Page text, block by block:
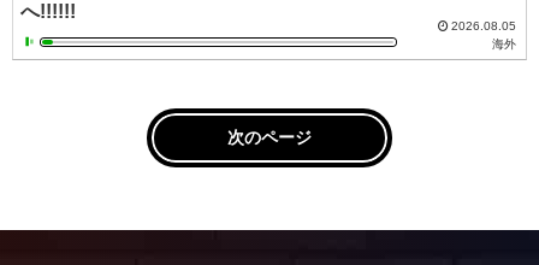
へ!!!!!!
2026.08.05
海外
次のページ